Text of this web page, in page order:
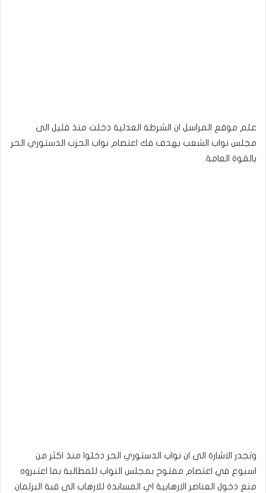
علم موقع المراسل ان الشرطة العدلية دخلت منذ قليل الى
مجلس نواب الشعب بهدف فك اعتصام نواب الحزب الدستوري الحر
بالقوة العامة.
وتجدر الاشارة الى ان نواب الدستوري الحر دخلوا منذ اكثر من
اسبوع في اعتصام مفتوح بمجلس النواب للمطالبة بما اعتبروه
منع دخول العناصر الارهابية اي المساندة للارهاب الى قبة البرلمان.